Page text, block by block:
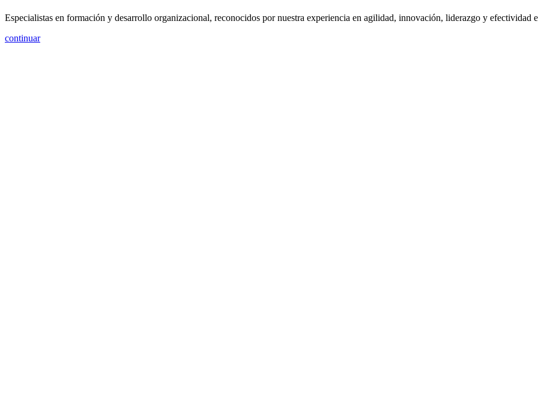
Especialistas en formación y desarrollo organizacional, reconocidos por nuestra experiencia en agilidad, innovación, liderazgo y efectividad
continuar